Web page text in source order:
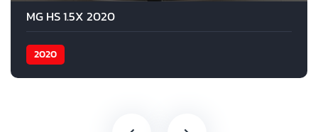
MG HS 1.5X 2020
2020